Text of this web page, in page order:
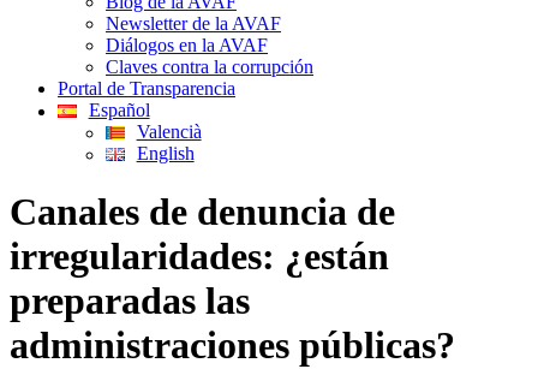
Newsletter de la AVAF
Diálogos en la AVAF
Claves contra la corrupción
Portal de Transparencia
Español
Valencià
English
Canales de denuncia de
irregularidades: ¿están
preparadas las
administraciones públicas?